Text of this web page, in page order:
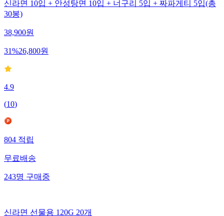
신라면 10입 + 안성탕면 10입 + 너구리 5입 + 짜파게티 5입(총
30봉)
38,900원
31%26,800원
4.9
(10)
804적립
무료배송
243명구매중